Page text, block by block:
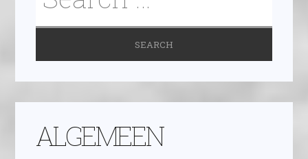
ALGEMEEN